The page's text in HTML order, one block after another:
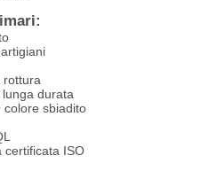
rottura
lunga durata
colore sbiadito
certificata ISO